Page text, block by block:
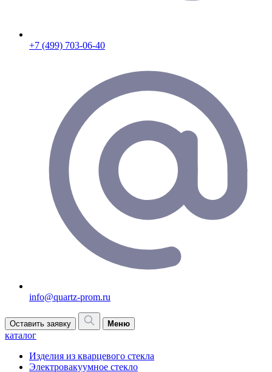
+7 (499) 703-06-40
info@quartz-prom.ru
Оставить заявку Меню
каталог
Изделия из кварцевого стекла
Электровакуумное стекло